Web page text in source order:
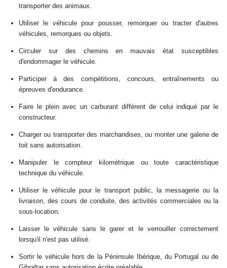
transporter des animaux.
Utiliser le véhicule pour pousser, remorquer ou tracter d'autres
véhicules, remorques ou objets.
Circuler sur des chemins en mauvais état susceptibles
d'endommager le véhicule.
Participer à des compétitions, concours, entraînements ou
épreuves d'endurance.
Faire le plein avec un carburant différent de celui indiqué par le
constructeur.
Charger ou transporter des marchandises, ou monter une galerie de
toit sans autorisation.
Manipuler le compteur kilométrique ou toute caractéristique
technique du véhicule.
Utiliser le véhicule pour le transport public, la messagerie ou la
livraison, des cours de conduite, des activités commerciales ou la
sous-location.
Laisser le véhicule sans le garer et le verrouiller correctement
lorsqu'il n'est pas utilisé.
Sortir le véhicule hors de la Péninsule Ibérique, du Portugal ou de